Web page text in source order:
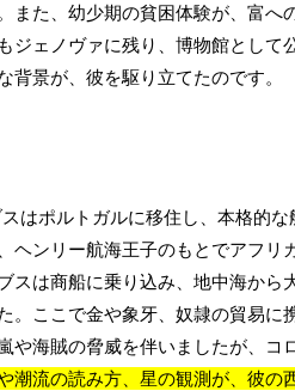
また、幼少期の貧困体験が、富へ
ジェノヴァに残り、博物館として
背景が、彼を駆り立てたのです。
はポルトガルに移住し、本格的
ヘンリー航海王子のもとでアフリ
スは商船に乗り込み、地中海から
。ここで金や象牙、奴隷の貿易に
や海賊の脅威を伴いましたが、コ
潮流の読み方、星の観測が、彼の